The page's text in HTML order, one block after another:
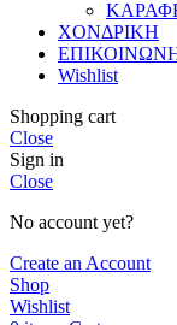
ΧΟΝΔΡΙΚΗ
Wishlist
Shopping cart
Close
Sign in
Close
No account yet?
Create an Account
Shop
Wishlist